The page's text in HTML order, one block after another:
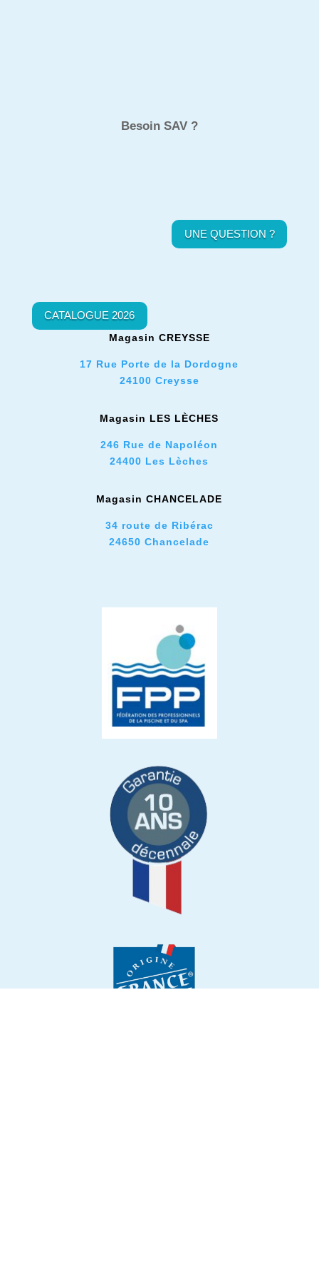
Besoin SAV ?
UNE QUESTION ?
CATALOGUE 2026
Magasin CREYSSE
17 Rue Porte de la Dordogne
24100 Creysse
Magasin LES LÈCHES
246 Rue de Napoléon
24400 Les Lèches
Magasin CHANCELADE
34 route de Ribérac
24650 Chancelade